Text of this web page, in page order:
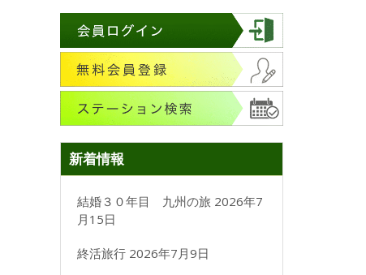
新着情報
結婚３０年目 九州の旅 2026年7
月15日
終活旅行 2026年7月9日